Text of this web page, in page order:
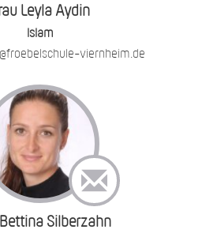
Leyla Aydin
Islam
viernheim.de
Silberzahn